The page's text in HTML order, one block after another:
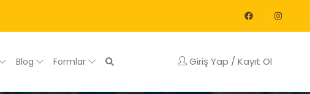
Blog Formlar Giriş Yap / Kayıt Ol